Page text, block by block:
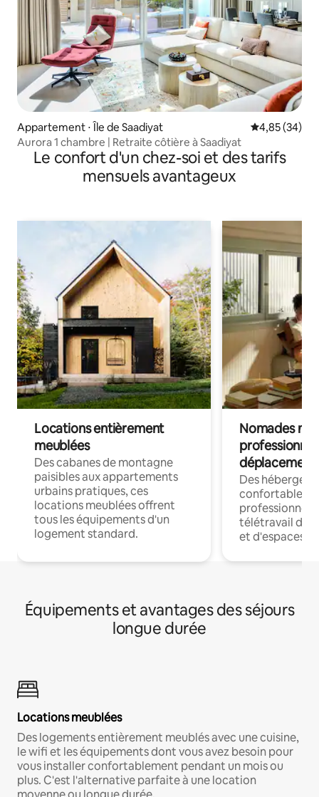
Appartement ⋅ Île de Saadiyat Évaluation
4,85 (34)
Aurora 1 chambre | Retraite côtière à Saadiyat
Le confort d'un chez-soi et des tarifs
mensuels avantageux
Locations entièrement
meublées
Des cabanes de montagne
paisibles aux appartements
urbains pratiques, ces
locations meublées offrent
tous les équipements d'un
logement standard.
Nomades
déplacement
Des
confortables
professionnels
télétravail
et d'espaces
Équipements et avantages des séjours
longue durée
Locations meublées
Des logements entièrement meublés avec une cuisine,
le wifi et les équipements dont vous avez besoin pour
vous installer confortablement pendant un mois ou
plus. C'est l'alternative parfaite à une location